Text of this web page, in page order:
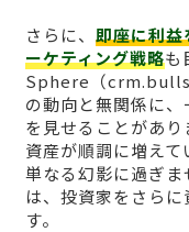
さらに、 即座に利益
ーケティング戦略も
Sphere（
の動向と無関係に
を見せることがあ
資産が順調に増え
単なる幻影に過ぎ
は、投資家をさら
す。